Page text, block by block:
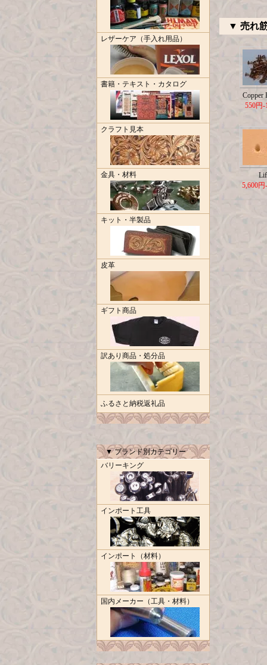
レザーケア（手入れ用品）
書籍・テキスト・カタログ
クラフト見本
金具・材料
キット・半製品
皮革
ギフト商品
訳あり商品・処分品
ふるさと納税返礼品
▼ ブランド別カテゴリー
バリーキング
インポート工具
インポート（材料）
国内メーカー（工具・材料）
▼ 売れ
Copper
550円-
5,600円